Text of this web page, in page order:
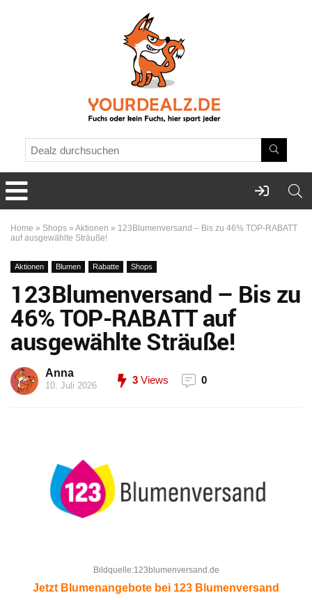
Home » Shops » Aktionen » 123Blumenversand – Bis zu 46% TOP-RABATT
auf ausgewählte Sträuße!
Aktionen Blumen Rabatte Shops
123Blumenversand – Bis zu
46% TOP-RABATT auf
ausgewählte Sträuße!
Anna
10. Juli 2026 3 Views 0
Bildquelle:123blumenversand.de
Jetzt Blumenangebote bei 123 Blumenversand